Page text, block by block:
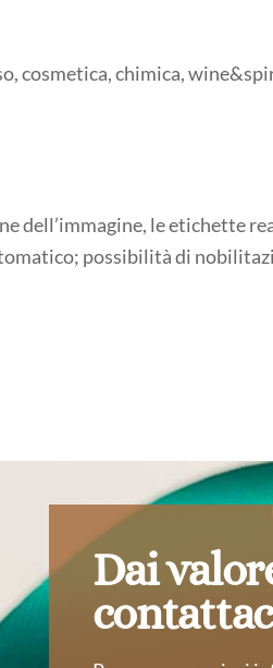
cosmetica, chimica,
dell’immagine, le etichette
possibilità di
Dai